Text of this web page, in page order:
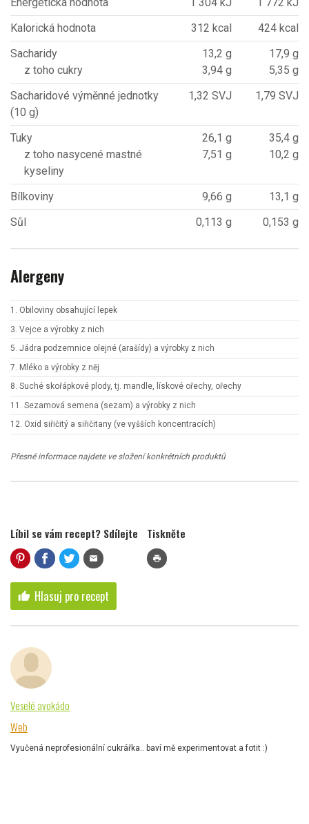
Kalorická hodnota
312 kcal
424 kcal
Sacharidy
z toho cukry
13,2 g
3,94 g
17,9 g
5,35 g
Sacharidové výměnné jednotky
(10 g)
1,32 SVJ 1,79 SVJ
Tuky
z toho nasycené mastné
kyseliny
26,1 g
7,51 g
35,4 g
10,2 g
Bílkoviny 9,66 g
13,1 g
Sůl
0,113 g 0,153 g
Alergeny
1. Obiloviny obsahující lepek
3. Vejce a výrobky z nich
5. Jádra podzemnice olejné (arašídy) a výrobky z nich
7. Mléko a výrobky z něj
8. Suché skořápkové plody, tj. mandle, lískové ořechy, ořechy
11. Sezamová semena (sezam) a výrobky z nich
12. Oxid siřičitý a siřičitany (ve vyšších koncentracích)
Přesné informace najdete ve složení konkrétních produktů
Líbil se vám recept? Sdílejte
mail
Tiskněte
print
thumb_up Hlasuj pro recept
Veselé avokádo
Web
Vyučená neprofesionální cukrářka.. baví mě experimentovat a fotit :)